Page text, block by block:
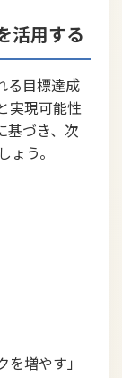
活用する
る目標達成
実現可能性
基づき、次
う。
増やす」